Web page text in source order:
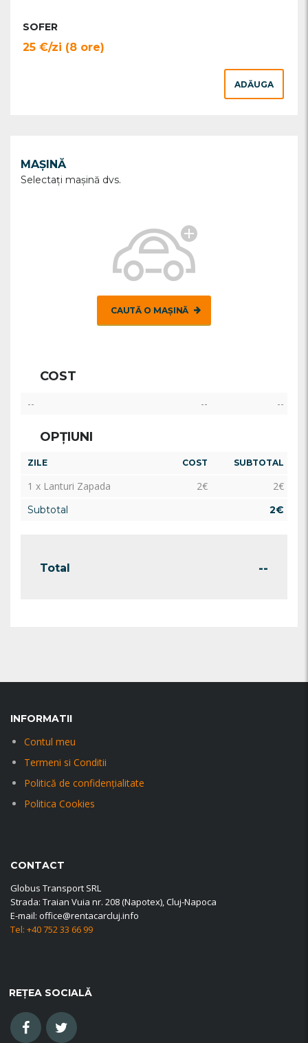
SOFER
25 €/zi (8 ore)
ADĂUGA
MAȘINĂ
Selectați maşină dvs.
CAUTĂ O MAȘINĂ
COST
-- -- --
OPȚIUNI
ZILE COST SUBTOTAL
1 x Lanturi Zapada 2€ 2€
Subtotal 2€
Total --
INFORMATII
Contul meu
Termeni si Conditii
Politică de confidențialitate
Politica Cookies
CONTACT
Globus Transport SRL
Strada: Traian Vuia nr. 208 (Napotex), Cluj-Napoca
E-mail: office@rentacarcluj.info
Tel: +40 752 33 66 99
REȚEA SOCIALĂ